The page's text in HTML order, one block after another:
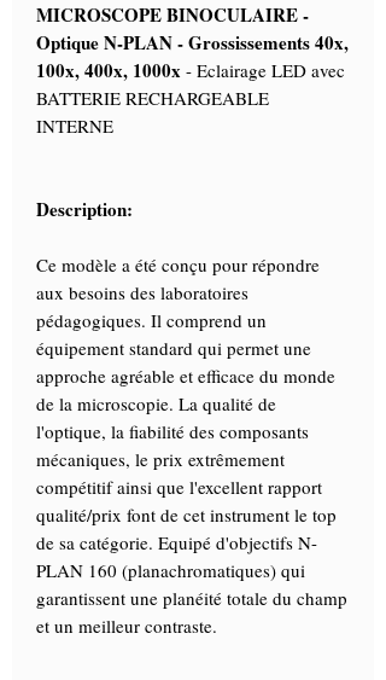
MICROSCOPE BINOCULAIRE -
Optique N-PLAN - Grossissements 40x,
100x, 400x, 1000x - Eclairage LED avec
BATTERIE RECHARGEABLE
INTERNE
Description:
Ce modèle a été conçu pour répondre
aux besoins des laboratoires
pédagogiques. Il comprend un
équipement standard qui permet une
approche agréable et efficace du monde
de la microscopie. La qualité de
l'optique, la fiabilité des composants
mécaniques, le prix extrêmement
compétitif ainsi que l'excellent rapport
qualité/prix font de cet instrument le top
de sa catégorie. Equipé d'objectifs N-
PLAN 160 (planachromatiques) qui
garantissent une planéité totale du champ
et un meilleur contraste.